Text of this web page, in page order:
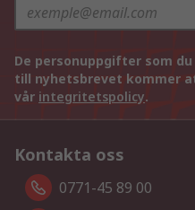
De personuppgifter som
till nyhetsbrevet kommer
vår integritetspolicy.
Kontakta oss
0771-45 89 00